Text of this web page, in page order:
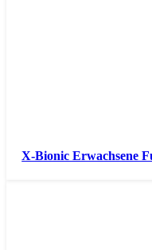
X-Bionic Erwachsene